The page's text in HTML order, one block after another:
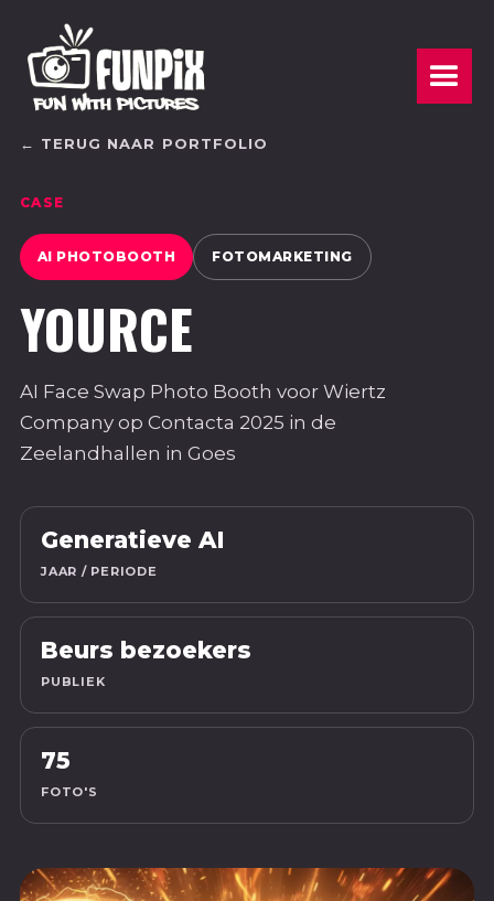
← TERUG NAAR PORTFOLIO
CASE
AI PHOTOBOOTH FOTOMARKETING
YOURCE
AI Face Swap Photo Booth voor Wiertz
Company op Contacta 2025 in de
Zeelandhallen in Goes
Generatieve AI
JAAR / PERIODE
Beurs bezoekers
PUBLIEK
75
FOTO'S